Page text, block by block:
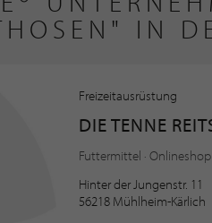
IN
Freizeitausrüstung
DIE TENNE
Futtermittel · Onlineshop
Hinter der Jungenstr. 11
56218 Mühlheim-Kärlich